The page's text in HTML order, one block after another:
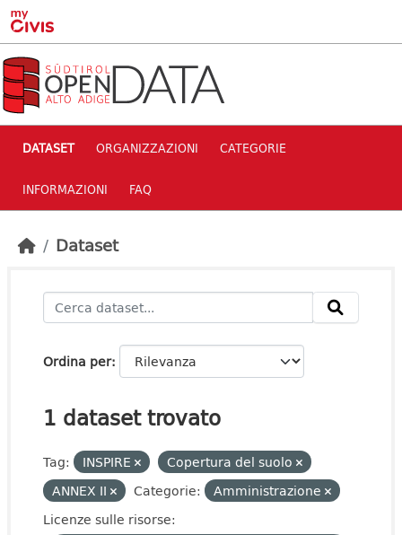
Skip to main content
DATASET ORGANIZZAZIONI CATEGORIE
INFORMAZIONI FAQ
Dataset
Ordina per
1 dataset trovato
Tag: INSPIRE
Copertura del suolo
ANNEX II
Categorie:
Amministrazione
Licenze sulle risorse: